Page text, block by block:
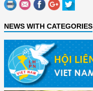
NEWS WITH CATEGORIES